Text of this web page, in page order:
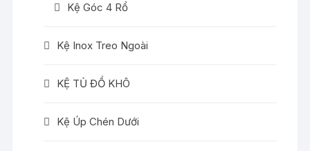
Kệ Góc 4 Rổ
Kệ Inox Treo Ngoài
KỆ TỦ ĐỒ KHÔ
Kệ Úp Chén Dưới